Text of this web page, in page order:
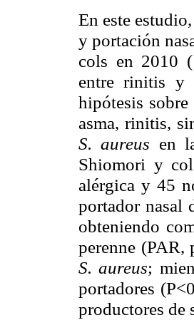
En este
y portación
cols en 2010
entre rinitis y
hipótesis
asma, rinitis,
S. aureus en
Shiomori y
alérgica y 45
portador nasal
obteniendo
perenne (PAR,
S. aureus;
portadores
productores de